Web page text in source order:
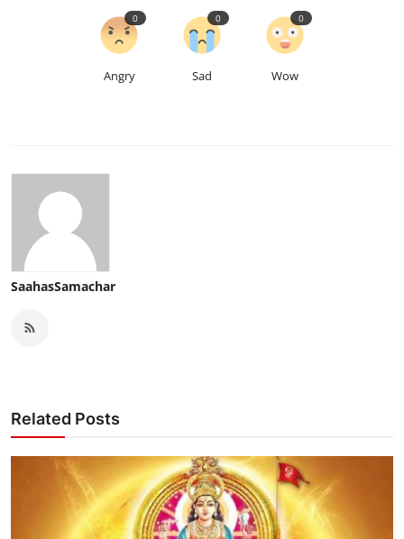
Angry
0
Sad
0
Wow
0
SaahasSamachar
Related Posts